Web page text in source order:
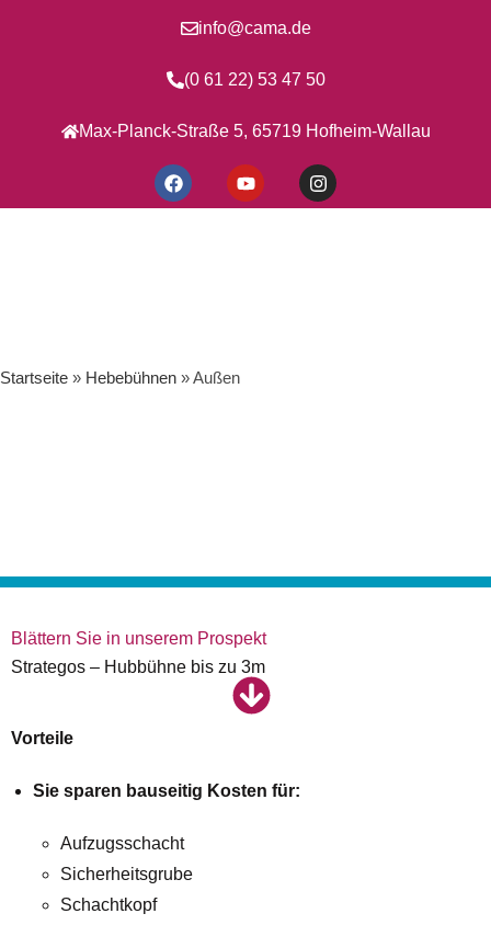
info@cama.de
(0 61 22) 53 47 50
Max-Planck-Straße 5, 65719 Hofheim-Wallau
Startseite » Hebebühnen »Außen
Blättern Sie in unserem Prospekt
Strategos – Hubbühne bis zu 3m
Vorteile
Sie sparen bauseitig Kosten für:
Aufzugsschacht
Sicherheitsgrube
Schachtkopf